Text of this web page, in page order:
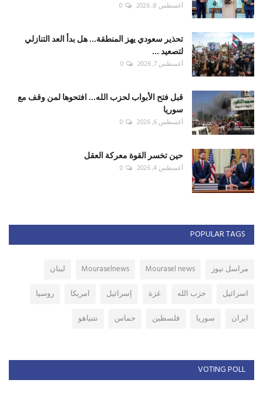
أغسطس 8, 2026 0
تحذير سعودي يهز المنطقة... هل بدأ العد التنازلي
لتصعيد ...
أغسطس 7, 2026 0
قبل فتح الأبواب لحزب الله... افتحوها لمن وقف مع
سوريا
أغسطس 6, 2026 0
حين تخسر القوة معركة العقل
أغسطس 4, 2026 0
POPULAR TAGS
مراسل نيوز Mourasel news
Mouraselnews
لبنان
اسرائيل
حزب الله غزة إسرائيل امريكا
روسيا
ايران
سوريا فلسطين حماس نتنياهو
VOTING POLL